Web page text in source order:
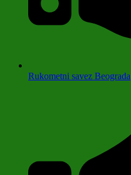
Rukometni savez Beograda